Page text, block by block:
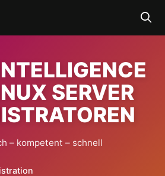
SERVER
– kompetent – schnell